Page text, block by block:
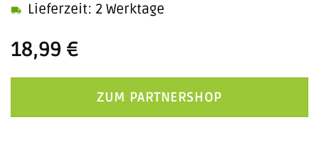
18,99 €
Lieferzeit: 2 Werktage
ZUM PARTNERSHOP